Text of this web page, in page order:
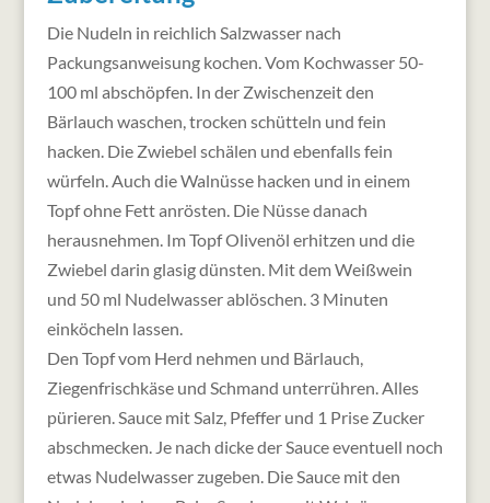
Die Nudeln in reichlich Salzwasser nach
Packungsanweisung kochen. Vom Kochwasser 50-
100 ml abschöpfen. In der Zwischenzeit den
Bärlauch waschen, trocken schütteln und fein
hacken. Die Zwiebel schälen und ebenfalls fein
würfeln. Auch die Walnüsse hacken und in einem
Topf ohne Fett anrösten. Die Nüsse danach
herausnehmen. Im Topf Olivenöl erhitzen und die
Zwiebel darin glasig dünsten. Mit dem Weißwein
und 50 ml Nudelwasser ablöschen. 3 Minuten
einköcheln lassen.
Den Topf vom Herd nehmen und Bärlauch,
Ziegenfrischkäse und Schmand unterrühren. Alles
pürieren. Sauce mit Salz, Pfeffer und 1 Prise Zucker
abschmecken. Je nach dicke der Sauce eventuell noch
etwas Nudelwasser zugeben. Die Sauce mit den